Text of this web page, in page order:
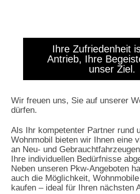
Ihre Zufriedenheit
Antrieb, Ihre
unser Ziel.
Wir freuen uns, Sie auf unserer
dürfen.
Als Ihr kompetenter Partner rund
Wohnmobil bieten wir Ihnen eine
an Neu- und
Ihre individuellen Bedürfnisse
Neben unseren Pkw-Angeboten
auch die Möglichkeit,
kaufen – ideal für Ihren nächsten